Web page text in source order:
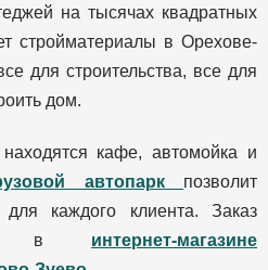
на тысячах квадратных
стройматериалы в Орехове-
для строительства, все для
дом.
кафе, автомойка и
автопарк позволит
каждого клиента. Заказ
в интернет-магазине